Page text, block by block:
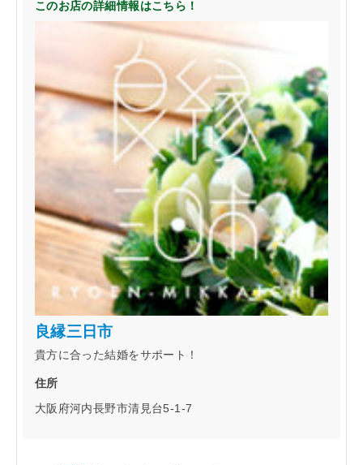
このお店の詳細情報はこちら！
良縁三日市
貴方に合った結婚をサポート！
住所
大阪府河内長野市清見台5-1-7